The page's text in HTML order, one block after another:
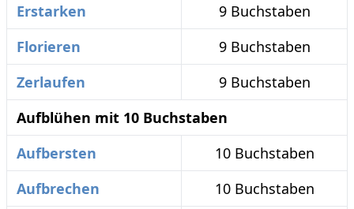
Erstarken
9 Buchstaben
Florieren
9 Buchstaben
Zerlaufen
9 Buchstaben
Aufblühen mit 10 Buchstaben
Aufbersten
10 Buchstaben
Aufbrechen
10 Buchstaben